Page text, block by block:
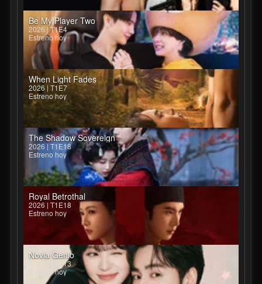
Be My Player Two
2026 | T1E4
Estreno hoy
When Light Fades
2026 | T1E7
Estreno hoy
The Shadow Sovereign
2026 | T1E18
Estreno hoy
Royal Betrothal
2026 | T1E18
Estreno hoy
Novia Genio
2026 | T1E13
Estreno hoy